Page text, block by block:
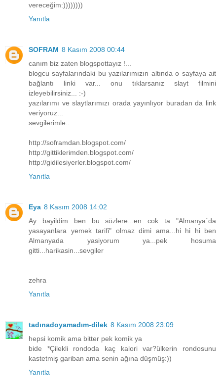
vereceğim:))))))))
Yanıtla
SOFRAM 8 Kasım 2008 00:44
canım biz zaten blogspottayız !...
blogcu sayfalarındaki bu yazılarımızın altında o sayfaya ait
bağlantı linki var... onu tıklarsanız slayt filmini
izleyebilirsiniz... :-)
yazılarımı ve slaytlarımızı orada yayınlıyor buradan da link
veriyoruz...
sevgilerimle..
http://soframdan.blogspot.com/
http://gittiklerimden.blogspot.com/
http://gidilesiyerler.blogspot.com/
Yanıtla
Eya 8 Kasım 2008 14:02
Ay bayildim ben bu sözlere...en cok ta "Almanya´da
yasayanlara yemek tarifi" olmaz dimi ama...hi hi hi ben
Almanyada yasiyorum ya...pek hosuma
gitti...harikasin...sevgiler
zehra
Yanıtla
tadınadoyamadım-dilek 8 Kasım 2008 23:09
hepsi komik ama bitter pek komik ya
bide *Çilekli rondoda kaç kalori var?ülkerin rondosunu
kastetmiş gariban ama senin ağına düşmüş:))
Yanıtla